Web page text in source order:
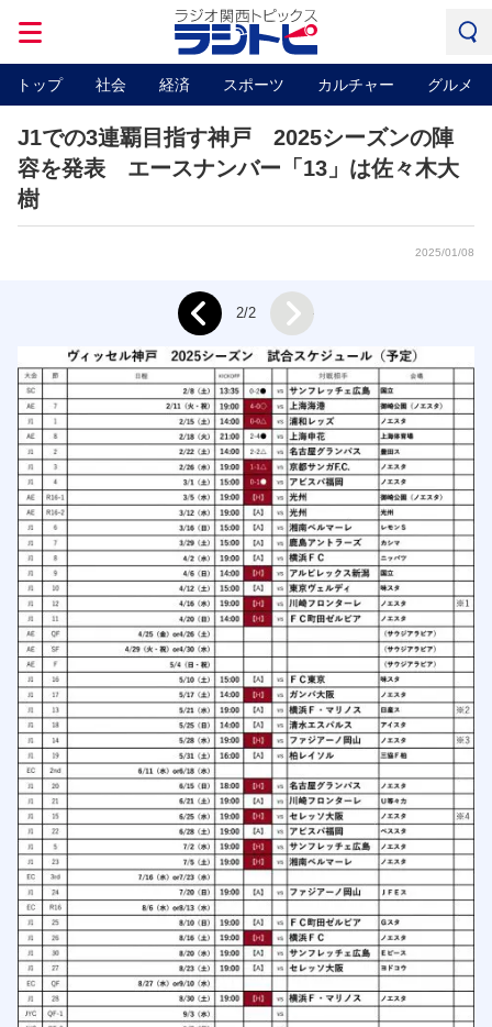
トップ 社会 経済 スポーツ カルチャー グルメ
J1での3連覇目指す神戸 2025シーズンの陣
容を発表 エースナンバー「13」は佐々木大
樹
2025/01/08
Prev 2/2